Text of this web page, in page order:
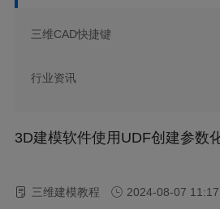
三维CAD快捷键
行业资讯
3D建模软件使用UDF创建参数
三维建模教程
2024-08-07